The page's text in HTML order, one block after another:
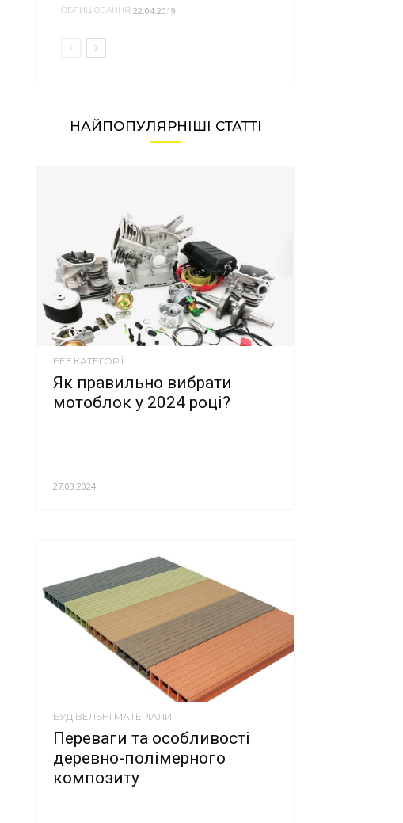
ОБЛИЦЮВАННЯ 22.04.2019
НАЙПОПУЛЯРНІШІ СТАТТІ
БЕЗ КАТЕГОРІЇ
Як правильно вибрати
мотоблок у 2024 році?
27.03.2024
БУДІВЕЛЬНІ МАТЕРІАЛИ
Переваги та особливості
деревно-полімерного
композиту